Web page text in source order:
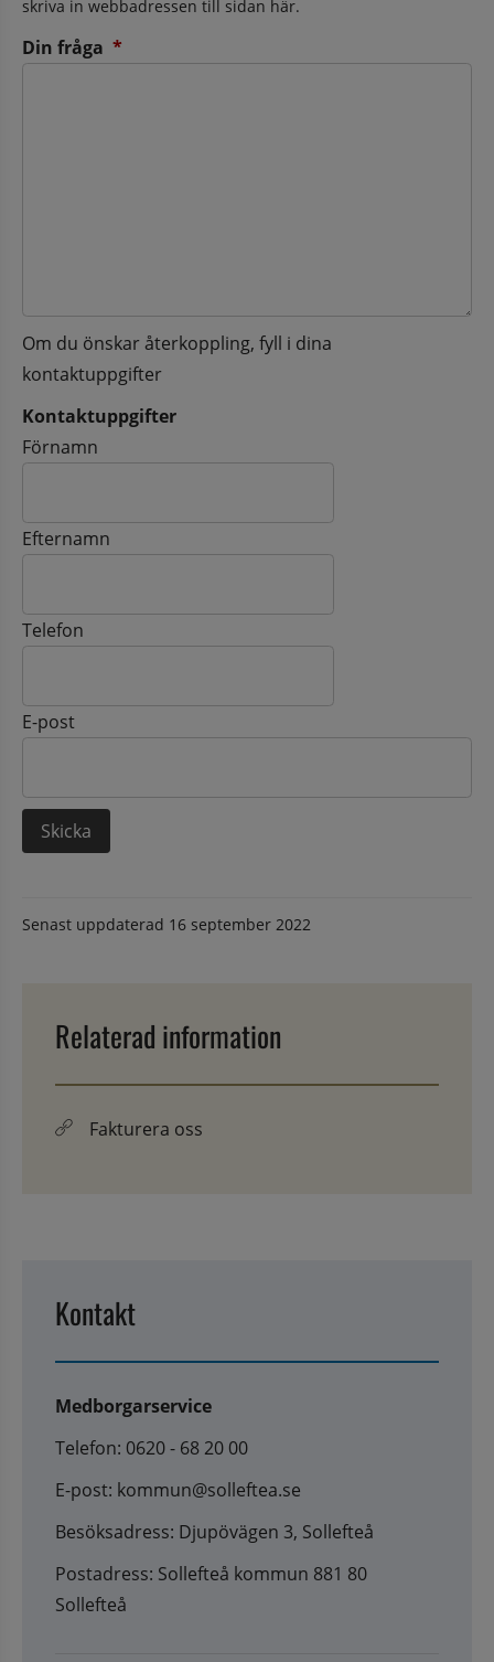
skriva in webbadressen till sidan här.
Din fråga *
Om du önskar återkoppling, fyll i dina
kontaktuppgifter
Kontaktuppgifter
Kontaktuppgifter
Förnamn
Efternamn
Telefon
E-post
Senast uppdaterad 16 september 2022
Relaterad information
Fakturera oss
Kontakt
Medborgarservice
Telefon: 0620 - 68 20 00
E-post: kommun@solleftea.se
Besöksadress: Djupövägen 3, Sollefteå
Postadress: Sollefteå kommun 881 80
Sollefteå